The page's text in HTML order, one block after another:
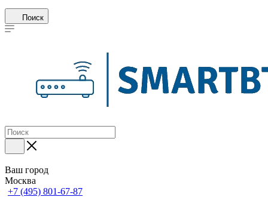
Поиск
Ваш город
Москва
+7 (495) 801-67-87